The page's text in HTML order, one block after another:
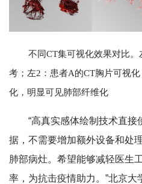
不同CT集可视化效果对比
考；左2：患者A的CT胸片可视
化，明显可见肺部纤维化
“高真实感体绘制技术直
据，不需要增加额外设备和处
肺部病灶。希望能够减轻医生
率，为抗击疫情助力。”北京